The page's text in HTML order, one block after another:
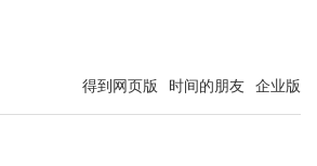
得到网页版 时间的朋友 企业版